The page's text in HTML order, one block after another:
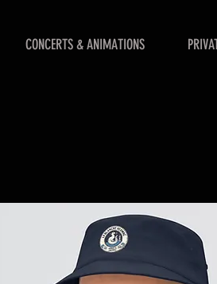
CONCERTS & ANIMATIONS